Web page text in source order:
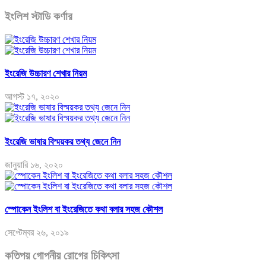
ইংলিশ স্টাডি কর্ণার
ইংরেজি উচ্চারণ শেখার নিয়ম
আগস্ট ১৭, ২০২০
ইংরেজি ভাষার বিস্ময়কর তথ্য জেনে নিন
জানুয়ারি ১৬, ২০২০
স্পোকেন ইংলিশ বা ইংরেজিতে কথা বলার সহজ কৌশল
সেপ্টেম্বর ২৬, ২০১৯
কতিপয় গোপনীয় রোগের চিকিৎসা